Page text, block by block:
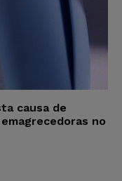
causa de
no